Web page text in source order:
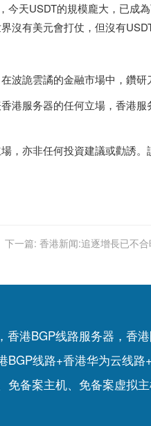
天USDT的規模龐大，已成
有美元會打仗，但沒有
波詭雲譎的金融市場中，鑽研
香港服务器的任何立場， 香港服
，亦非任何投資建議或勸誘
下一篇: 香港新闻:追逐增長已不
港BGP线路服务器，香
线路+香港华为云线
免备案主机、 免备案虚拟